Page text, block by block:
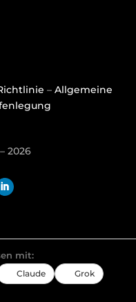
–Allgemeine
2026
mit:
Claude Grok